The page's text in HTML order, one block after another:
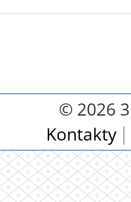
© 2026
Kontakty